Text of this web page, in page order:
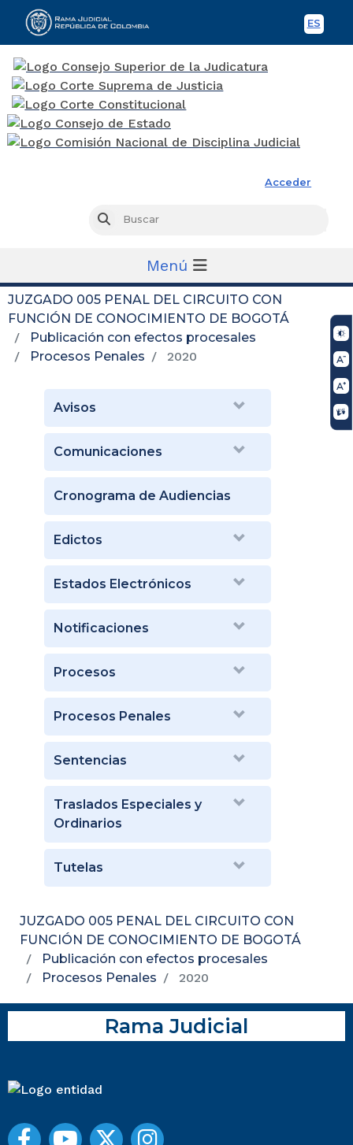
ES
Acceder
Buscar
Menú
JUZGADO 005 PENAL DEL CIRCUITO CON
FUNCIÓN DE CONOCIMIENTO DE BOGOTÁ
Publicación con efectos procesales
Procesos Penales
2020
Avisos
Comunicaciones
Cronograma de Audiencias
Edictos
Estados Electrónicos
Notificaciones
Procesos
Procesos Penales
Sentencias
Traslados Especiales y
Ordinarios
Tutelas
JUZGADO 005 PENAL DEL CIRCUITO CON
FUNCIÓN DE CONOCIMIENTO DE BOGOTÁ
Publicación con efectos procesales
Procesos Penales
2020
Rama Judicial